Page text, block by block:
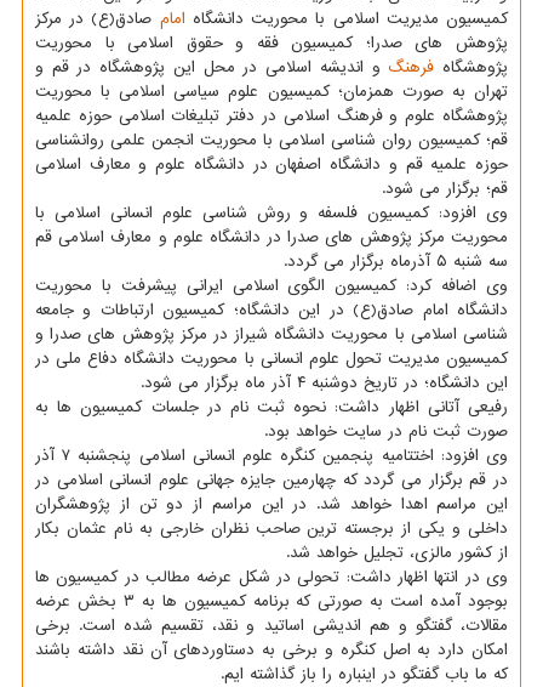
كمیسیون مدیریت اسلامی با محوریت دانشگاه امام صادق(ع) در مركز
پژوهش های صدرا؛ كمیسیون فقه و حقوق اسلامی با محوریت
پژوهشگاه فرهنگ و اندیشه اسلامی در محل این پژوهشگاه در قم و
تهران به صورت همزمان؛ كمیسیون علوم سیاسی اسلامی با محوریت
پژوهشگاه علوم و فرهنگ اسلامی در دفتر تبلیغات اسلامی حوزه علمیه
قم؛ كمیسیون روان شناسی اسلامی با محوریت انجمن علمی روانشناسی
حوزه علمیه قم و دانشگاه اصفهان در دانشگاه علوم و معارف اسلامی
قم؛ برگزار می شود.
وی افزود: كمیسیون فلسفه و روش شناسی علوم انسانی اسلامی با
محوریت مركز پژوهش های صدرا در دانشگاه علوم و معارف اسلامی قم
سه شنبه ۵ آذرماه برگزار می گردد.
وی اضافه كرد: كمیسیون الگوی اسلامی ایرانی پیشرفت با محوریت
دانشگاه امام صادق(ع) در این دانشگاه؛ كمیسیون ارتباطات و جامعه
شناسی اسلامی با محوریت دانشگاه شیراز در مركز پژوهش های صدرا و
كمیسیون مدیریت تحول علوم انسانی با محوریت دانشگاه دفاع ملی در
این دانشگاه؛ در تاریخ دوشنبه ۴ آذر ماه برگزار می شود.
رفیعی آتانی اظهار داشت: نحوه ثبت نام در جلسات كمیسیون ها به
صورت ثبت نام در سایت خواهد بود.
وی افزود: اختتامیه پنجمین كنگره علوم انسانی اسلامی پنجشنبه ۷ آذر
در قم برگزار می گردد كه چهارمین جایزه جهانی علوم انسانی اسلامی در
این مراسم اهدا خواهد شد. در این مراسم از دو تن از پژوهشگران
داخلی و یكی از برجسته ترین صاحب نظران خارجی به نام عثمان بكار
از كشور مالزی، تجلیل خواهد شد.
وی در انتها اظهار داشت: تحولی در شكل عرضه مطالب در كمیسیون ها
بوجود آمده است به صورتی كه برنامه كمیسیون ها به ۳ بخش عرضه
مقالات، گفتگو و هم اندیشی اساتید و نقد، تقسیم شده است. برخی
امكان دارد به اصل كنگره و برخی به دستاوردهای آن نقد داشته باشند
كه ما باب گفتگو در اینباره را باز گذاشته ایم.